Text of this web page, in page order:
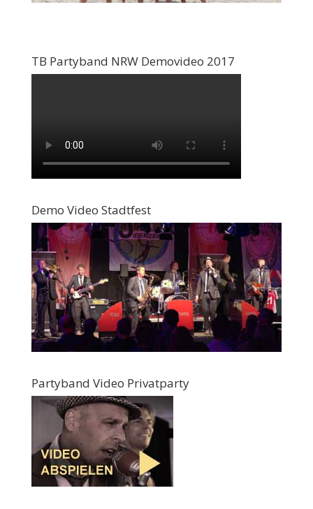
TB Partyband NRW Demovideo 2017
Demo Video Stadtfest
Partyband Video Privatparty